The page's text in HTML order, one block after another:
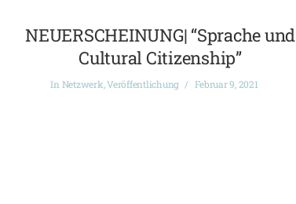
NEUERSCHEINUNG| “Sprache und
Cultural Citizenship”
In Netzwerk,Veröffentlichung Februar 9, 2021